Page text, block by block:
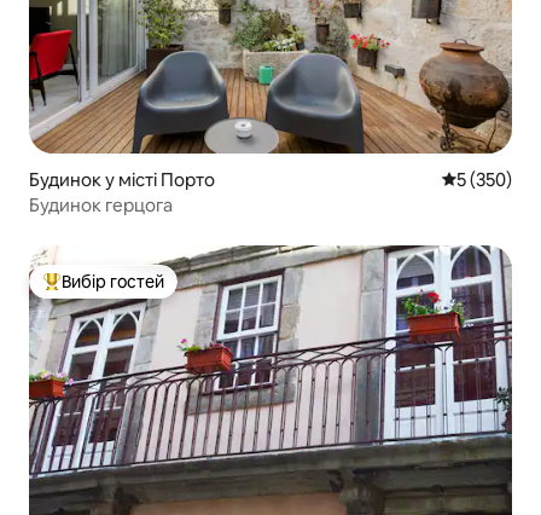
Будинок у місті Порто Середня
5 (350)
Будинок герцога
Топ вибір гостей
Вибір гостей